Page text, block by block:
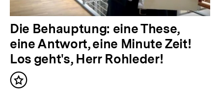
a
l
t
:
N
ä
c
h
s
Die Behauptung: eine These,
eine Antwort, eine Minute Zeit!
Los geht's, Herr Rohleder!
Inhalt